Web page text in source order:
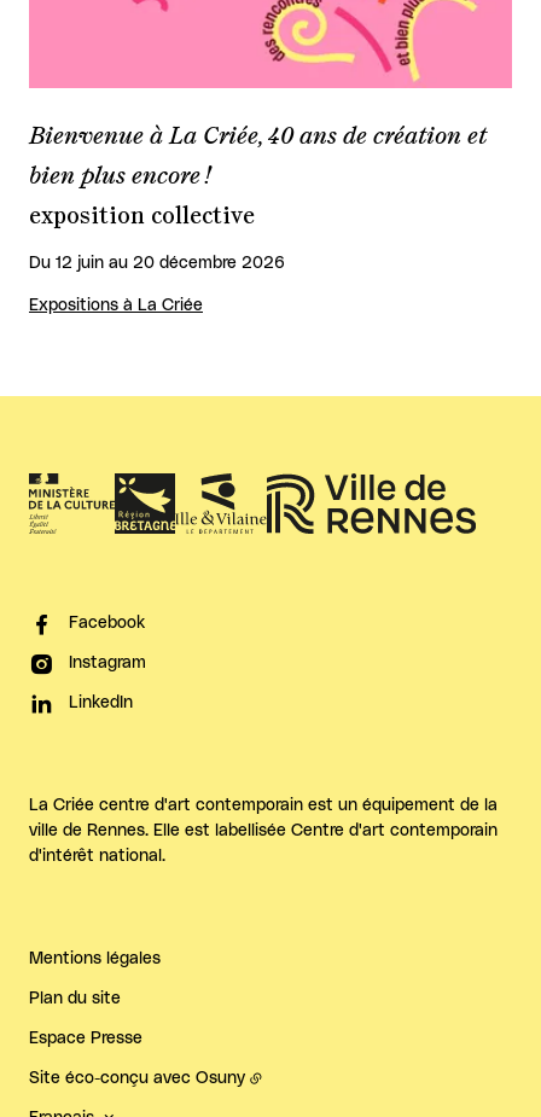
Bienvenue à La Criée, 40 ans de création et
bien plus encore !
exposition collective
Du 12 juin au 20 décembre 2026
Expositions à La Criée
Facebook
Instagram
LinkedIn
La Criée centre d'art contemporain est un équipement de la
ville de Rennes. Elle est labellisée Centre d'art contemporain
d'intérêt national.
Mentions légales
Plan du site
Espace Presse
Site éco-conçu avec Osuny